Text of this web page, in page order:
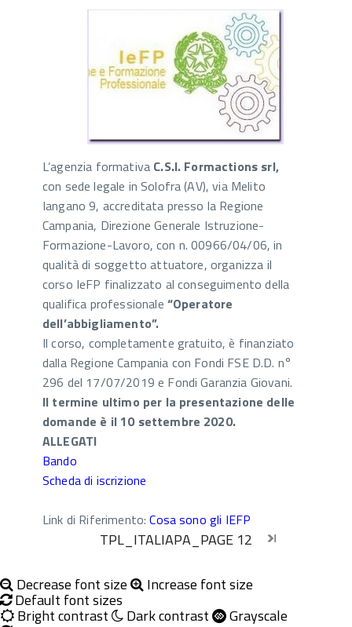
L’agenzia formativa C.S.I. Formactions srl,
con sede legale in Solofra (AV), via Melito
Iangano 9, accreditata presso la Regione
Campania, Direzione Generale Istruzione-
Formazione-Lavoro, con n. 00966/04/06, in
qualità di soggetto attuatore, organizza il
corso IeFP finalizzato al conseguimento della
qualifica professionale “Operatore
dell’abbigliamento”.
Il corso, completamente gratuito, è finanziato
dalla Regione Campania con Fondi FSE D.D. n°
296 del 17/07/2019 e Fondi Garanzia Giovani.
Il termine ultimo per la presentazione delle
domande è il 10 settembre 2020.
ALLEGATI
Bando
Scheda di iscrizione
Link di Riferimento:Cosa sono gli IEFP
first_page
chevron_leftTPL_ITALIAPA_PAGE 12 chevron_right
last_page
Decrease font size Increase font size
Default font sizes
Bright contrast Dark contrast Grayscale